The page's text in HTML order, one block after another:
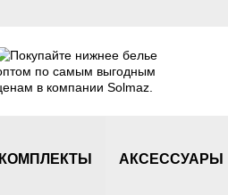
КОМПЛЕКТЫ АКСЕСCУАРЫ